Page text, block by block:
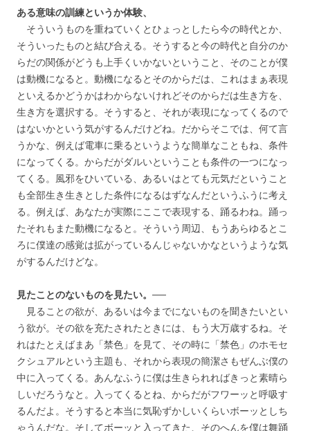
ある意味の訓練というか体験、
そういうものを重ねていくとひょっとしたら今の時代とか、
そういったものと結び合える。そうすると今の時代と自分のか
らだの関係がどうも上手くいかないということ、そのことが僕
は動機になると。動機になるとそのからだは、これはまぁ表現
といえるかどうかはわからないけれどそのからだは生き方を、
生き方を選択する。そうすると、それが表現になってくるので
はないかという気がするんだけどね。だからそこでは、何て言
うかな、例えば電車に乗るというような簡単なこともね、条件
になってくる。からだがダルいということも条件の一つになっ
てくる。風邪をひいている、あるいはとても元気だということ
も全部生き生きとした条件になるはずなんだというふうに考え
る。例えば、あなたが実際にここで表現する、踊るわね。踊っ
たそれもまた動機になると。そういう周辺、もうあらゆるとこ
ろに僕達の感覚は拡がっているんじゃないかなというような気
がするんだけどな。
見たことのないものを見たい。──
見ることの欲が、あるいは今までにないものを聞きたいとい
う欲が。その欲を充たされたときには、もう大万歳するね。そ
れはたとえばまあ「禁色」を見て、その時に「禁色」のホモセ
クシュアルという主題も、それから表現の簡潔さもぜんぶ僕の
中に入ってくる。あんなふうに僕は生きられればきっと素晴ら
しいだろうなと。入ってくるとね、からだがフワーッと呼吸す
るんだよ。そうすると本当に気恥ずかしいくらいボーッとしち
ゃうんだな。そしてボーッと入ってきた、そのへんを僕は舞踊